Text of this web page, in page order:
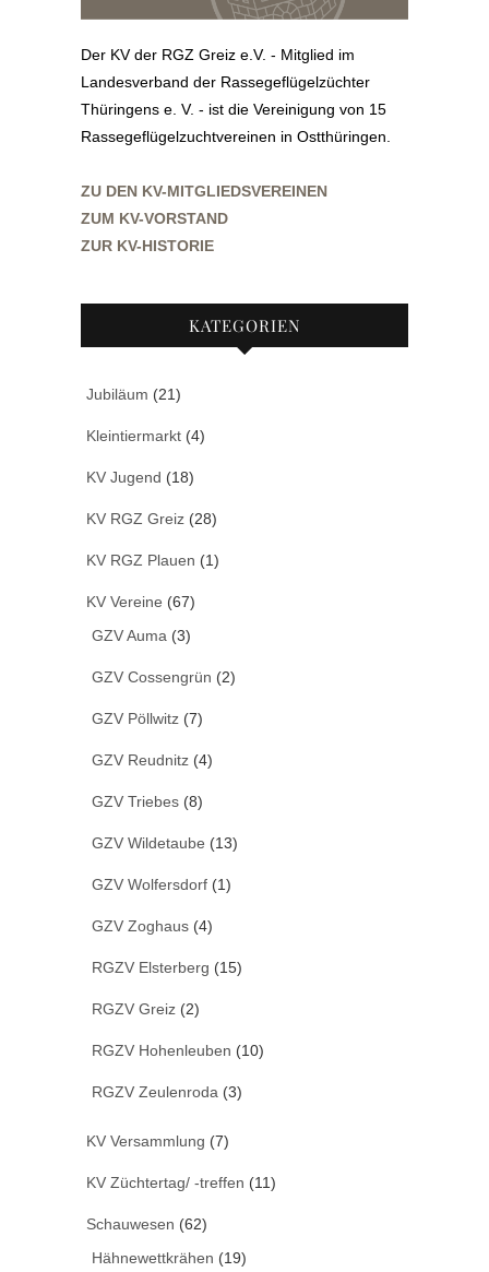
Der KV der RGZ Greiz e.V. - Mitglied im
Landesverband der Rassegeflügelzüchter
Thüringens e. V. - ist die Vereinigung von 15
Rassegeflügelzuchtvereinen in Ostthüringen.
ZU DEN KV-MITGLIEDSVEREINEN
ZUM KV-VORSTAND
ZUR KV-HISTORIE
KATEGORIEN
Jubiläum (21)
Kleintiermarkt (4)
KV Jugend (18)
KV RGZ Greiz (28)
KV RGZ Plauen (1)
KV Vereine (67)
GZV Auma (3)
GZV Cossengrün (2)
GZV Pöllwitz (7)
GZV Reudnitz (4)
GZV Triebes (8)
GZV Wildetaube (13)
GZV Wolfersdorf (1)
GZV Zoghaus (4)
RGZV Elsterberg (15)
RGZV Greiz (2)
RGZV Hohenleuben (10)
RGZV Zeulenroda (3)
KV Versammlung (7)
KV Züchtertag/ -treffen (11)
Schauwesen (62)
Hähnewettkrähen (19)